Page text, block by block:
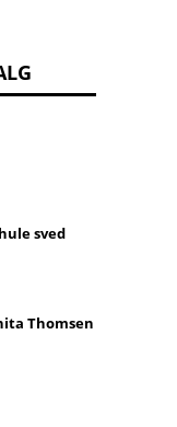
sved
Thomsen